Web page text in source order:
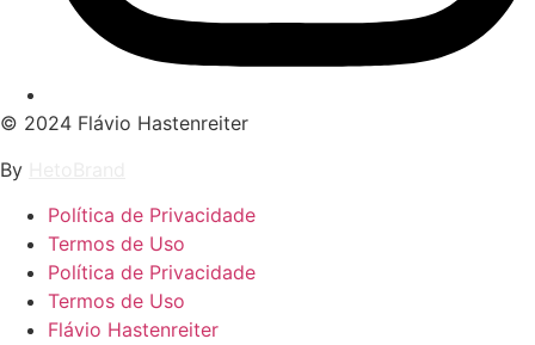
© 2024 Flávio Hastenreiter
By
Política de Privacidade
Termos de Uso
Política de Privacidade
Termos de Uso
Flávio Hastenreiter